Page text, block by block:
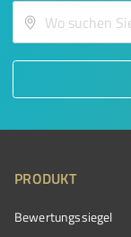
PRODUKT
Bewertungssiegel